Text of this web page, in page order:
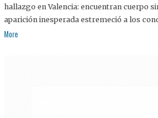
hallazgo en Valencia: encuentran cuerpo
aparición inesperada estremeció a los
More